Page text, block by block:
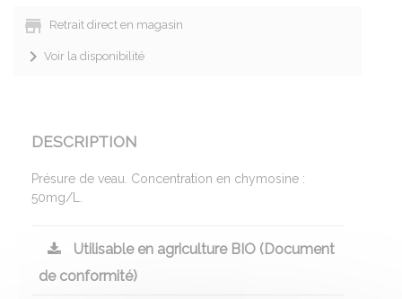
Retrait direct en magasin
Voir la disponibilité
DESCRIPTION
Présure de veau. Concentration en chymosine :
50mg/L.
Utilisable en agriculture BIO (Document
de conformité)